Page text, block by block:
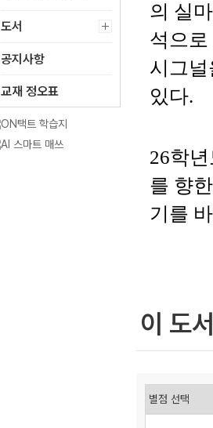
도서
공지사항
교재 정오표
의 실
석으
시그
있다.
26학
를 향
기를
이 도